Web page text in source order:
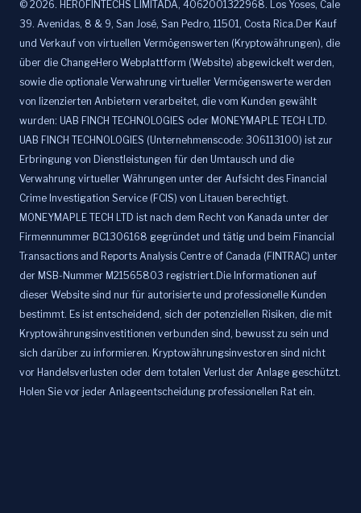
© 2026. HEROFINTECHS LIMITADA, 4062001322968. Los Yoses, Cale
39. Avenidas, 8 & 9, San José, San Pedro, 11501, Costa Rica.Der Kauf
und Verkauf von virtuellen Vermögenswerten (Kryptowährungen), die
über die ChangeHero Webplattform (Website) abgewickelt werden,
sowie die optionale Verwahrung virtueller Vermögenswerte werden
von lizenzierten Anbietern verarbeitet, die vom Kunden gewählt
wurden: UAB FINCH TECHNOLOGIES oder MONEYMAPLE TECH LTD.
UAB FINCH TECHNOLOGIES (Unternehmenscode: 306113100) ist zur
Erbringung von Dienstleistungen für den Umtausch und die
Verwahrung virtueller Währungen unter der Aufsicht des Financial
Crime Investigation Service (FCIS) von Litauen berechtigt.
MONEYMAPLE TECH LTD ist nach dem Recht von Kanada unter der
Firmennummer BC1306168 gegründet und tätig und beim Financial
Transactions and Reports Analysis Centre of Canada (FINTRAC) unter
der MSB-Nummer M21565803 registriert.Die Informationen auf
dieser Website sind nur für autorisierte und professionelle Kunden
bestimmt. Es ist entscheidend, sich der potenziellen Risiken, die mit
Kryptowährungsinvestitionen verbunden sind, bewusst zu sein und
sich darüber zu informieren. Kryptowährungsinvestoren sind nicht
vor Handelsverlusten oder dem totalen Verlust der Anlage geschützt.
Holen Sie vor jeder Anlageentscheidung professionellen Rat ein.